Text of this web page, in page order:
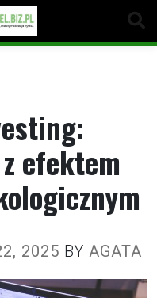
efektem
2025 BY AGATA